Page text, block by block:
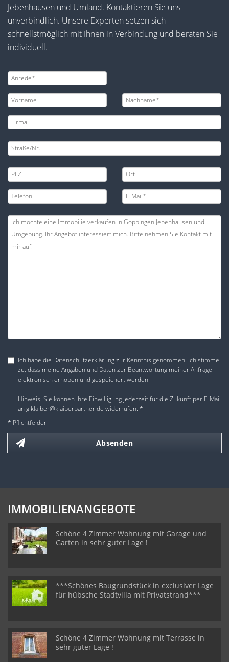
Jebenhausen und Umland. Kontaktieren Sie uns
unverbindlich. Unsere Experten setzen sich
schnellstmöglich mit Ihnen in Verbindung und beraten Sie
individuell.
Ich habe die Datenschutzerklärungzur Kenntnis genommen. Ich stimme
zu, dass meine Angaben und Daten zur Beantwortung meiner Anfrage
elektronisch erhoben und gespeichert werden.
Hinweis: Sie können Ihre Einwilligung jederzeit für die Zukunft per E-Mail
an g.klaiber@klaiberpartner.de widerrufen. *
* Pflichtfelder
Absenden
IMMOBILIENANGEBOTE
Schöne 4 Zimmer Wohnung mit Garage und
Garten in sehr guter Lage !
***Schönes Baugrundstück in exclusiver Lage
für hübsche Stadtvilla mit Privatstrand***
Schöne 4 Zimmer Wohnung mit Terrasse in
sehr guter Lage !